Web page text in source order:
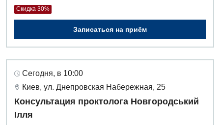
Аллергология, иммунология
Вакцинация
Гастроэнтерология
Гематология
Травматологическое отделение
Урологическое отделение
Эндоскопическое отделение
Скидка 30%
Записаться на приём
Сегодня, в 10:00
Киев, ул. Днепровская Набережная, 25
Консультация проктолога Новгородський
Ілля